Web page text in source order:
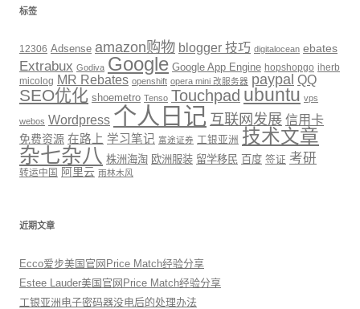
标签
12306 Adsense amazon购物 blogger 技巧 digitalocean ebates
Extrabux Godiva Google Google App Engine hopshopgo iherb
micolog MR Rebates openshift opera mini 改服务器 paypal QQ
SEO优化 shoemetro Tenso Touchpad ubuntu vps
webos Wordpress 个人日记 互联网发展 信用卡
免费资源 在路上 学习笔记 富途证券 工银亚洲 技术文章
杂七杂八 株洲海淘 欧洲服装 留学移民 百度 签证 考研
转运中国 阿里云 雨林木风
近期文章
Ecco爱步美国官网Price Match经验分享
Estee Lauder美国官网Price Match经验分享
工银亚洲电子密码器没电后的处理办法